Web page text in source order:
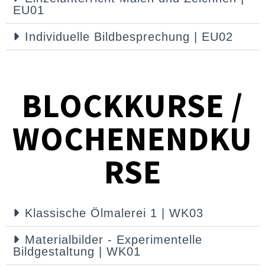
EU01
Individuelle Bildbesprechung | EU02
BLOCKKURSE /
WOCHENENDKU
RSE
Klassische Ölmalerei 1 | WK03
Materialbilder - Experimentelle
Bildgestaltung | WK01